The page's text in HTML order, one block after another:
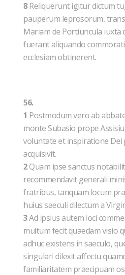
8Reliquerunt igitur dictum
pauperum leprosorum,
Mariam de Portiuncula iuxta
fuerant aliquando
ecclesiam obtinerent.
56.
1 Postmodum vero ab
monte Subasio prope
voluntate et inspiratione Dei
acquisivit.
2Quam ipse sanctus
recommendavit generali
fratribus, tanquam locum
huius saeculi dilectum a
3Ad ipsius autem loci
multum fecit quaedam visio
adhuc existens in saeculo,
singulari dilexit affectu
familiaritatem praecipuam